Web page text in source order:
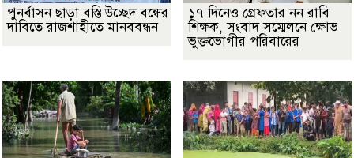
পুনর্বাসন ছাড়া বস্তি উচ্ছেদ বন্ধের
দাবিতে রাজশাহীতে মানববন্ধন
১৭ দিনেও গ্রেফতার নন রাবি
শিক্ষক, সংবাদ সম্মেলনে ক্ষোভ
ভুক্তভোগীর পরিবারের